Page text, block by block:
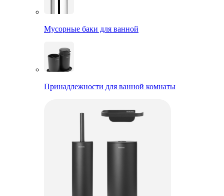
Мусорные баки для ванной
Принадлежности для ванной комнаты